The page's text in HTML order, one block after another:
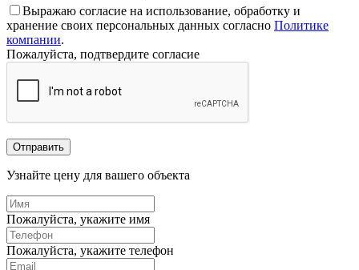
Выражаю согласие на использование, обработку и
хранение своих персональных данных согласно Политике
компании.
Пожалуйста, подтвердите согласие
Отправить
Узнайте цену для вашего объекта
Пожалуйста, укажите имя
Пожалуйста, укажите телефон